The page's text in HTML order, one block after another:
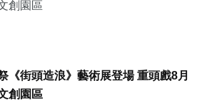
《街頭造浪》藝術展登場 重頭戲8月
創園區